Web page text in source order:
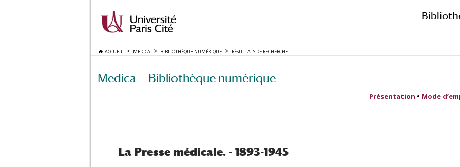
ACCUEIL MEDICA BIBLIOTHÈQUE NUMÉRIQUE RÉSULTATS DE RECHERCHE
Medica — Bibliothèque numérique
Présentation • Mode
La Presse médicale. - 1893-1945